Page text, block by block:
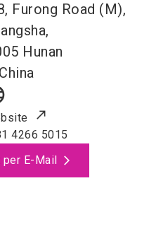
Furong Road (M),
Hunan
China
4266 5015
per E-Mail